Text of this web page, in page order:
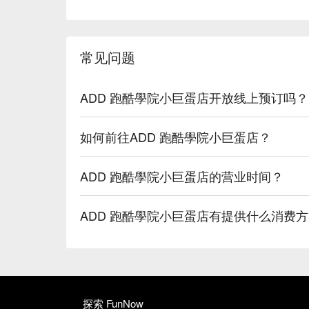
常见问题
ADD 跑酷學院小巨蛋店开放线上预订吗？
如何前往ADD 跑酷學院小巨蛋店？
ADD 跑酷學院小巨蛋店的营业时间？
ADD 跑酷學院小巨蛋店有提供什么消费
探索 FunNow